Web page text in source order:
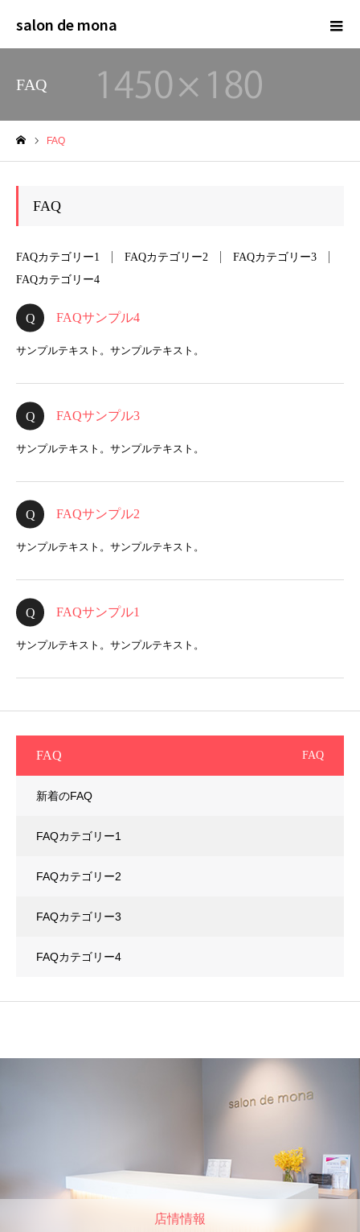
salon de mona
FAQ
FAQ
FAQ
FAQカテゴリー1 FAQカテゴリー2
FAQカテゴリー3
FAQカテゴリー4
FAQサンプル4
サンプルテキスト。サンプルテキスト。
FAQサンプル3
サンプルテキスト。サンプルテキスト。
FAQサンプル2
サンプルテキスト。サンプルテキスト。
FAQサンプル1
サンプルテキスト。サンプルテキスト。
FAQ FAQ
新着のFAQ
FAQカテゴリー1
FAQカテゴリー2
FAQカテゴリー3
FAQカテゴリー4
店情情報